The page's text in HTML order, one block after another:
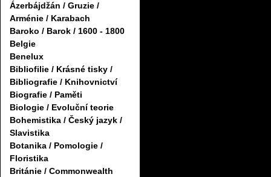
Ázerbájdžán / Gruzie /
Arménie / Karabach
Baroko / Barok / 1600 - 1800
Belgie
Benelux
Bibliofilie / Krásné tisky /
Bibliografie / Knihovnictví
Biografie / Paměti
Biologie / Evoluční teorie
Bohemistika / Český jazyk /
Slavistika
Botanika / Pomologie /
Floristika
Británie / Commonwealth